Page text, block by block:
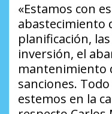
«Estamos con
abastecimiento
planificación,
inversión, el
mantenimiento
sanciones.
estemos en la